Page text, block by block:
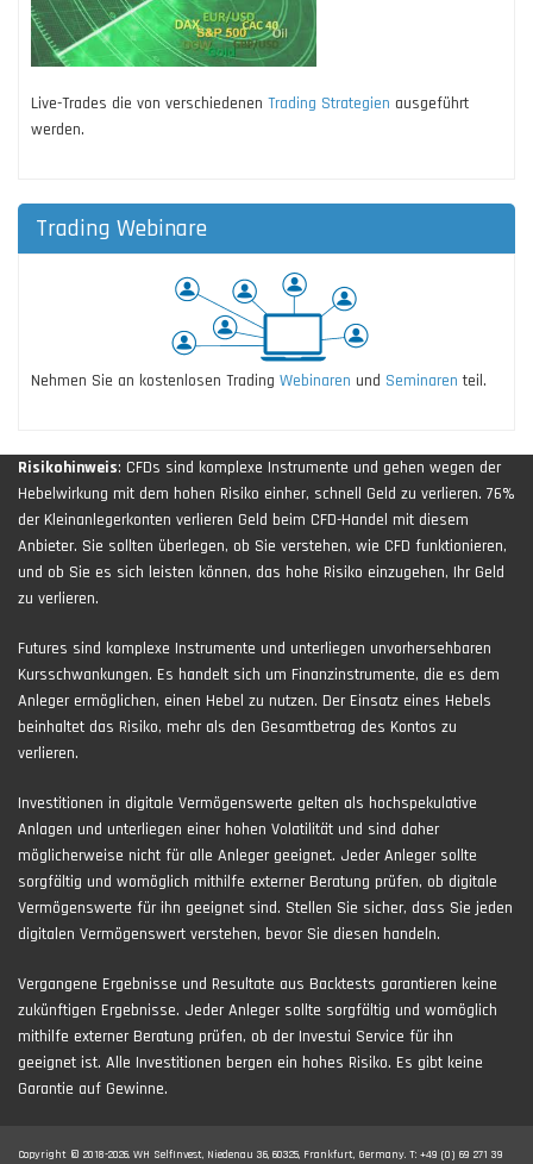
Live-Trades die von verschiedenen Trading Strategien ausgeführt
werden.
Trading Webinare
Nehmen Sie an kostenlosen Trading Webinaren und Seminaren teil.
Risikohinweis: CFDs sind komplexe Instrumente und gehen wegen der
Hebelwirkung mit dem hohen Risiko einher, schnell Geld zu verlieren. 76%
der Kleinanlegerkonten verlieren Geld beim CFD-Handel mit diesem
Anbieter. Sie sollten überlegen, ob Sie verstehen, wie CFD funktionieren,
und ob Sie es sich leisten können, das hohe Risiko einzugehen, Ihr Geld
zu verlieren.
Futures sind komplexe Instrumente und unterliegen unvorhersehbaren
Kursschwankungen. Es handelt sich um Finanzinstrumente, die es dem
Anleger ermöglichen, einen Hebel zu nutzen. Der Einsatz eines Hebels
beinhaltet das Risiko, mehr als den Gesamtbetrag des Kontos zu
verlieren.
Investitionen in digitale Vermögenswerte gelten als hochspekulative
Anlagen und unterliegen einer hohen Volatilität und sind daher
möglicherweise nicht für alle Anleger geeignet. Jeder Anleger sollte
sorgfältig und womöglich mithilfe externer Beratung prüfen, ob digitale
Vermögenswerte für ihn geeignet sind. Stellen Sie sicher, dass Sie jeden
digitalen Vermögenswert verstehen, bevor Sie diesen handeln.
Vergangene Ergebnisse und Resultate aus Backtests garantieren keine
zukünftigen Ergebnisse. Jeder Anleger sollte sorgfältig und womöglich
mithilfe externer Beratung prüfen, ob der Investui Service für ihn
geeignet ist. Alle Investitionen bergen ein hohes Risiko. Es gibt keine
Garantie auf Gewinne.
Copyright © 2018-2026. WH SelfInvest, Niedenau 36, 60325, Frankfurt, Germany. T: +49 (0) 69 271 39